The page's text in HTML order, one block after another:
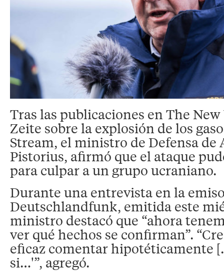
Tras las publicaciones en The
Zeite sobre la explosión de los
Stream, el ministro de Defensa de
Pistorius, afirmó que el ataque
para culpar a un grupo ucraniano.
Durante una entrevista en la
Deutschlandfunk, emitida este
ministro destacó que “ahora
ver qué hechos se confirman”.
eficaz comentar hipotéticamente
si…'”, agregó.